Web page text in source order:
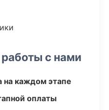
с нами
на каждом этапе
оплаты